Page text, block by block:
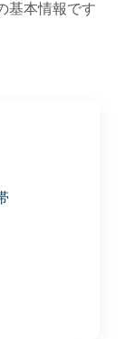
基本情報です